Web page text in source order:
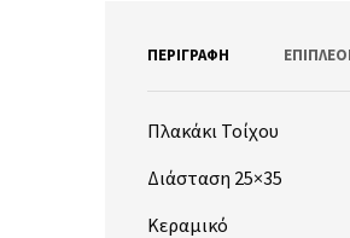
ΠΕΡΙΓΡΑΦΉ
Πλακάκι Τοίχου
Διάσταση 25×35
Κεραμικό